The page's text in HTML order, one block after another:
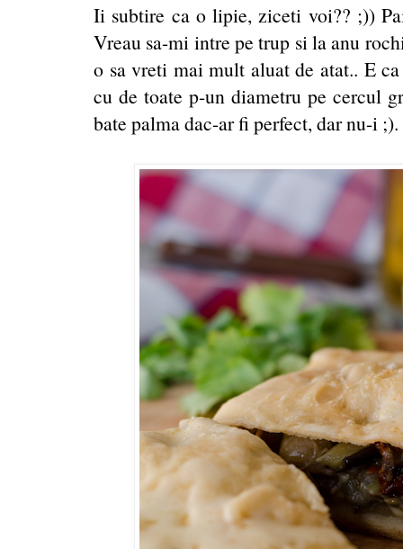
Ii subtire ca o lipie, ziceti voi?? ;))
Vreau sa-mi intre pe trup si la anu
o sa vreti mai mult aluat de atat.. E
cu de toate p-un diametru pe cercul
bate palma dac-ar fi perfect, dar nu-i ;).